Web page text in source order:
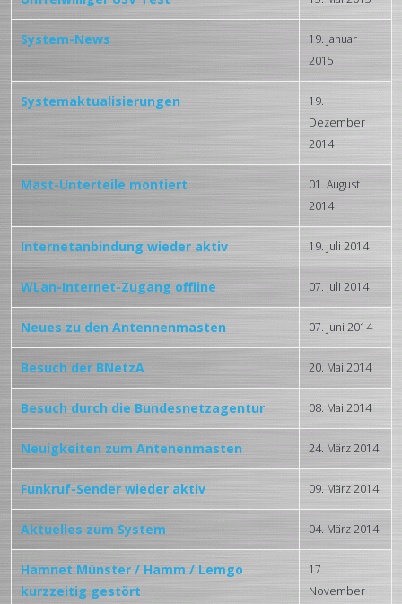
System-News
19. Januar
2015
Systemaktualisierungen
19.
Dezember
2014
Mast-Unterteile montiert
01. August
2014
Internetanbindung wieder aktiv 19. Juli 2014
WLan-Internet-Zugang offline 07. Juli 2014
Neues zu den Antennenmasten 07. Juni 2014
Besuch der BNetzA 20. Mai 2014
Besuch durch die Bundesnetzagentur 08. Mai 2014
Neuigkeiten zum Antenenmasten 24. März 2014
Funkruf-Sender wieder aktiv 09. März 2014
Aktuelles zum System 04. März 2014
Hamnet Münster / Hamm / Lemgo
kurzzeitig gestört
17.
November